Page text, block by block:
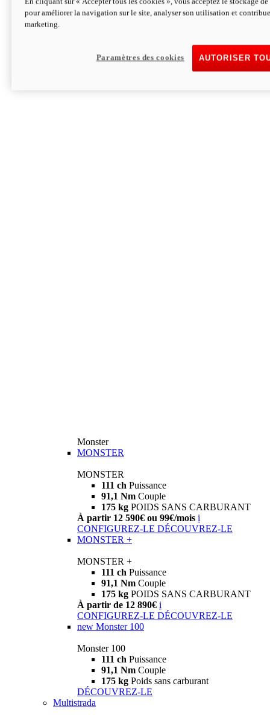
Hypermotard V2 SP 100
Découvrez-le
Monster
MONSTER
MONSTER
111 ch Puissance
91,1 Nm Couple
175 kg POIDS SANS CARBURANT
À partir 12 590€ ou 99€/mois i
CONFIGUREZ-LE DÉCOUVREZ-LE
MONSTER +
MONSTER +
111 ch Puissance
91,1 Nm Couple
175 kg POIDS SANS CARBURANT
À partir de 12 890€ i
CONFIGUREZ-LE DÉCOUVREZ-LE
new Monster 100
Monster 100
111 ch Puissance
91,1 Nm Couple
175 kg Poids sans carburant
DÉCOUVREZ-LE
Multistrada
pour améliorer la navigation sur le site, analyser son utilisation et
marketing.
AUTORISER
Paramètres des cookies